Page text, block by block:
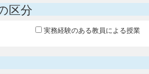
区分
実務経験のある教員による授業